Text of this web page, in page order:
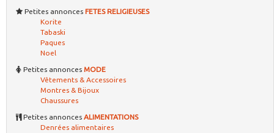
Petites annonces FETES RELIGIEUSES
Korite
Tabaski
Paques
Noel
Petites annonces MODE
Vêtements & Accessoires
Montres & Bijoux
Chaussures
Petites annonces ALIMENTATIONS
Denrées alimentaires